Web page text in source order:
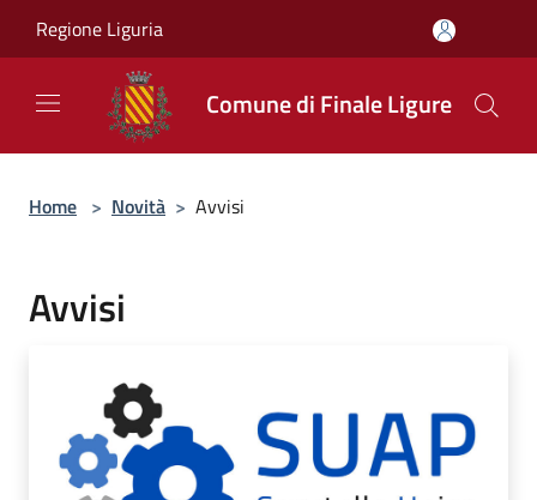
Regione Liguria
Comune di Finale Ligure
Home > Novità > Avvisi
Avvisi